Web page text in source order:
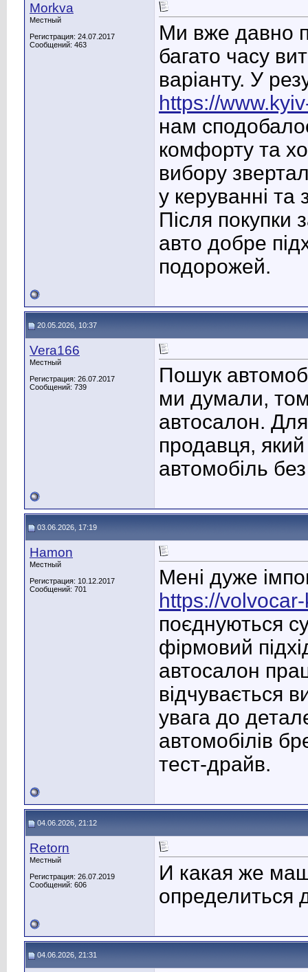
Morkva
Местный
Регистрация: 24.07.2017
Сообщений: 463
Ми вже давно
багато часу
варіанту. У
https://
нам
комфорту та
вибору
у керуванні та
Після
авто добре
подорожей.
20.05.2026, 10:37
Vera166
Местный
Регистрация: 26.07.2017
Сообщений: 739
Пошук
ми думали,
автосалон.
продавця,
автомобіль
03.06.2026, 17:19
Hamon
Местный
Регистрация: 10.12.2017
Сообщений: 701
Мені дуже
https://
поєднуються
фірмовий
автосалон
відчувається
увага до
автомобілів
тест-драйв.
04.06.2026, 21:12
Retorn
Местный
Регистрация: 26.07.2019
Сообщений: 606
И какая же
определиться
04.06.2026, 21:31